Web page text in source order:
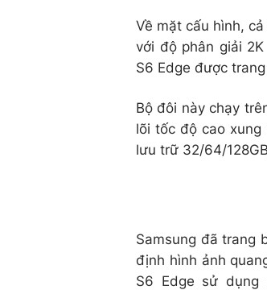
Về mặt cấu hình,
với độ phân giải
S6 Edge được
Bộ đôi này chạy
lõi tốc độ cao xung
lưu trữ 32/64/
Samsung đã trang
định hình ảnh
S6 Edge sử dụng